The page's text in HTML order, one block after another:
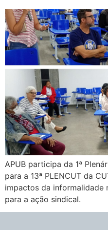
APUB participa da 1ª
para a 13ª PLENCUT da
impactos da informalidade
para a ação sindical.